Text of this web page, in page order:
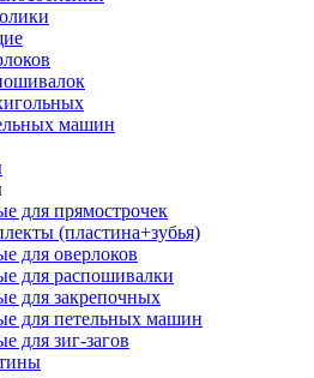
машин
для прямострочек
(пластина+зубья)
для оверлоков
для распошивалки
для закрепочных
для петельных машин
для зиг-загов